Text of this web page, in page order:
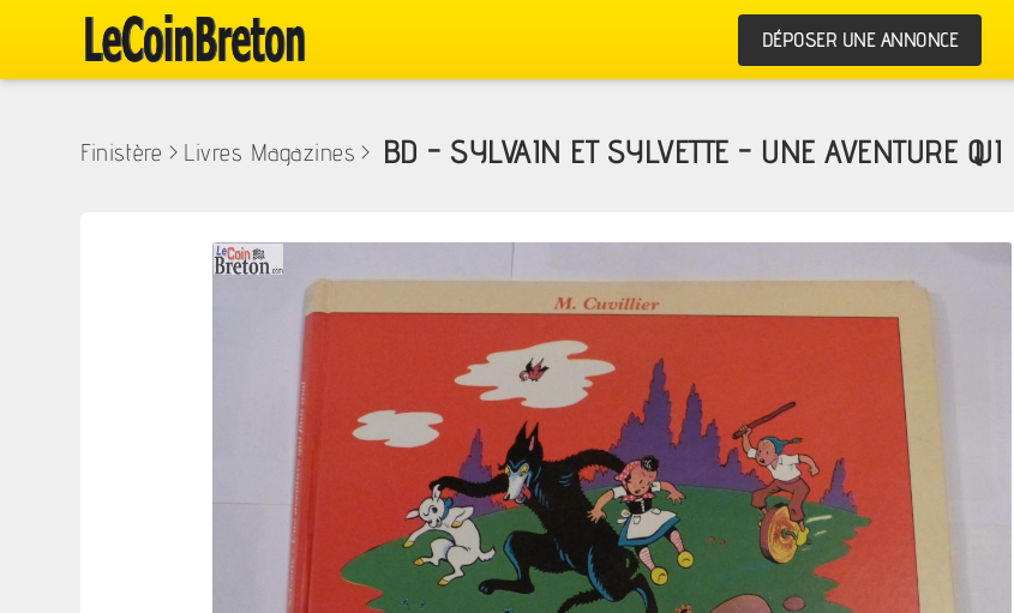
DÉPOSER UNE ANNONCE
Finistère > Livres Magazines > BD - SYLVAIN ET SYLVETTE - UNE AVENTURE